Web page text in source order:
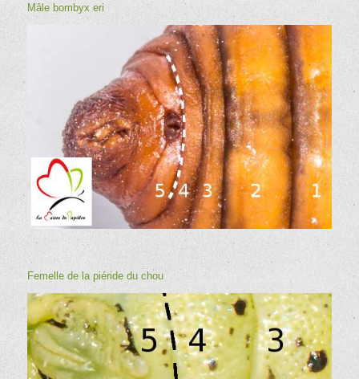
Mâle bombyx eri
Femelle de la piéride du chou